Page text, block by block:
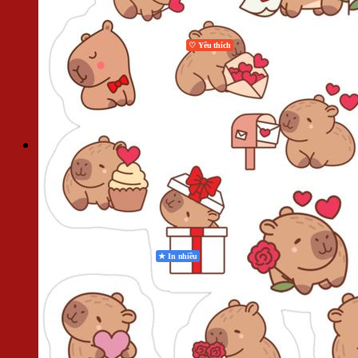
In Lịch
In Thiệp Mời, Giấy Mời
In Thiệp Cưới
In Flashcard
In Gia Phả
Bảng Tên Để Bàn
In Ảnh Gỗ Laminate
Bảng giá
BẢNG GIÁ IN NHANH
Card Visit
Thiệp Mời
Voucher
Tờ Gấp
Catalogue
Phong Bì
Kẹp File
Thẻ Nhựa
Lì Xì